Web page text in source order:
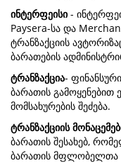
ინტერფეისი -
Paysera-სა და
ტრანზაქციის
ბარათების
ტრანზაქცია-
ბარათის
მომსახურების შეძება.
ტრანზაქციის
ბარათის შესახებ,
ბარათის მფლობელთა